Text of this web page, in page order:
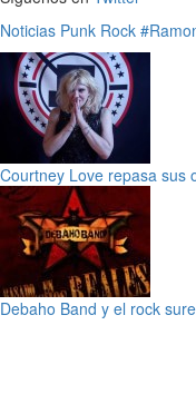
Noticias Punk Rock
Courtney Love repasa sus
Debaho Band y el rock